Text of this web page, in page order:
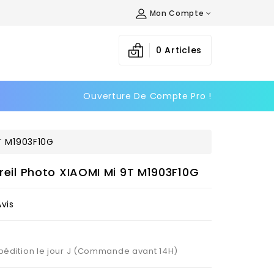
Mon Compte
0 Articles
Ouverture De Compte Pro !
Photo XIAOMI Mi 9T M1903F10G
le jour J (Commande avant 14H)